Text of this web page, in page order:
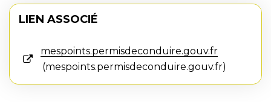
LIEN ASSOCIÉ
mespoints.permisdeconduire.gouv.fr
mespoints.permisdeconduire.gouv.fr